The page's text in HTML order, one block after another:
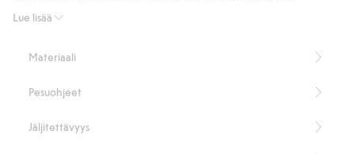
Lue lisää
laskeutuu pehmeästi. Täydelliset lämpimiin päiviin ja rentoon
Suora, rento istuvuus
Sisälahkeen pituus 77 cm koossa S
Tuotenumero:943340
Materiaali
Pesuohjeet
Jäljitettävyys